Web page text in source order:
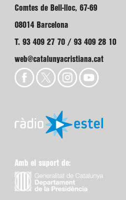
Comtes de Bell-lloc, 67-69
08014 Barcelona
T. 93 409 27 70 / 93 409 28 10
web@catalunyacristiana.cat
Amb el suport de: